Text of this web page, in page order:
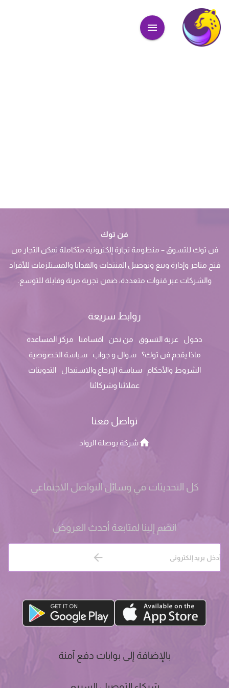
فن توك
فن توك للتسوق – منظومة تجارة إلكترونية متكاملة تمكن التجار من
فتح متاجر وإدارة وبيع وتوصيل المنتجات والهدايا والمستلزمات للأفراد
والشركات عبر قنوات متعددة، ضمن تجربة مرنة وقابلة للتوسع.
روابط سريعة
دخول عربة التسوق من نحن اقسامنا
مركز المساعدة
ماذا يقدم فن توك؟
سوال و جواب
سياسة الخصوصية
الشروط والأحكام
سياسة الإرجاع والاستبدال
التدوينات
عملائنا وشركائنا
تواصل معنا
شركة بوصلة الرواد
كل التحديثات في وسائل التواصل الاجتماعي
انضم إلينا لمتابعة أحدث العروض
بالإضافة إلى بوابات دفع آمنة